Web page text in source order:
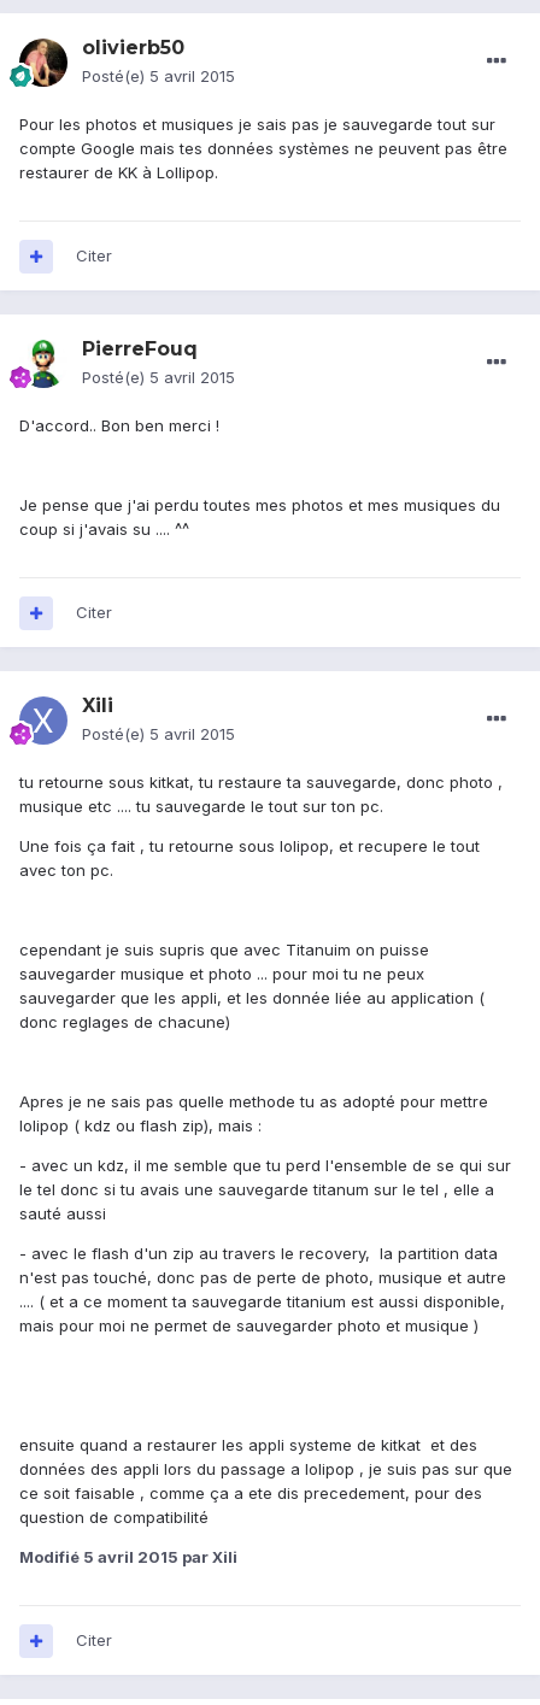
olivierb50
Posté(e) 5 avril 2015
Pour les photos et musiques je sais pas je sauvegarde tout sur
compte Google mais tes données systèmes ne peuvent pas être
restaurer de KK à Lollipop.
Citer
PierreFouq
Posté(e) 5 avril 2015
D'accord.. Bon ben merci !
Je pense que j'ai perdu toutes mes photos et mes musiques du
coup si j'avais su .... ^^
Citer
Xili
Posté(e) 5 avril 2015
tu retourne sous kitkat, tu restaure ta sauvegarde, donc photo ,
musique etc .... tu sauvegarde le tout sur ton pc.
Une fois ça fait , tu retourne sous lolipop, et recupere le tout
avec ton pc.
cependant je suis supris que avec Titanuim on puisse
sauvegarder musique et photo ... pour moi tu ne peux
sauvegarder que les appli, et les donnée liée au application (
donc reglages de chacune)
Apres je ne sais pas quelle methode tu as adopté pour mettre
lolipop ( kdz ou flash zip), mais :
- avec un kdz, il me semble que tu perd l'ensemble de se qui sur
le tel donc si tu avais une sauvegarde titanum sur le tel , elle a
sauté aussi
- avec le flash d'un zip au travers le recovery, la partition data
n'est pas touché, donc pas de perte de photo, musique et autre
.... ( et a ce moment ta sauvegarde titanium est aussi disponible,
mais pour moi ne permet de sauvegarder photo et musique )
ensuite quand a restaurer les appli systeme de kitkat et des
données des appli lors du passage a lolipop , je suis pas sur que
ce soit faisable , comme ça a ete dis precedement, pour des
question de compatibilité
Modifié 5 avril 2015 par Xili
Citer